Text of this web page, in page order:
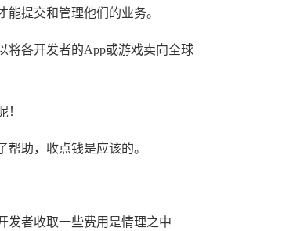
提交和管理他们的业务。
将各开发者的App或游戏卖向全球
！
助，收点钱是应该的。
发者收取一些费用是情理之中